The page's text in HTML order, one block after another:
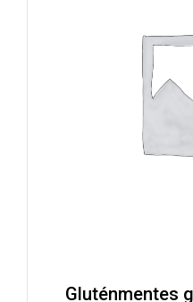
Gluténmentes grillezett káposzta